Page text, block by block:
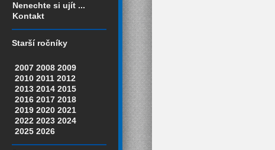
Nenechte si ujít ...
Kontakt
Starší ročníky
2007 2008 2009
2010 2011 2012
2013 2014 2015
2016 2017 2018
2019 2020 2021
2022 2023 2024
2025 2026